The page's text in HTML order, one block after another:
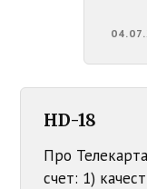
HD-18
Про
счет: 1)